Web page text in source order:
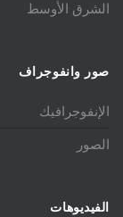
الشرق الأوسط
صور وانفوجراف
الإنفوجرافيك
الصور
الفيديوهات